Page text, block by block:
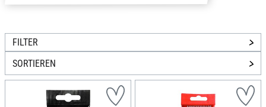
FILTER
SORTIEREN